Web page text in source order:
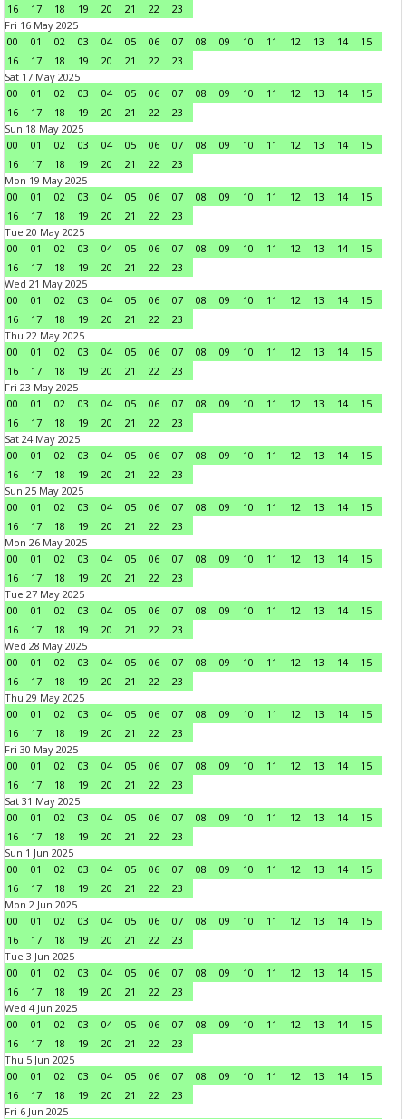
16
17 18 19 20 21 22
23
Fri 16 May 2025
00
01 02 03 04 05 06 07 08 09 10 11 12 13 14
15
16
17 18 19 20 21 22
23
Sat 17 May 2025
00
01 02 03 04 05 06 07 08 09 10 11 12 13 14
15
16
17 18 19 20 21 22
23
Sun 18 May 2025
00
01 02 03 04 05 06 07 08 09 10 11 12 13 14
15
16
17 18 19 20 21 22
23
Mon 19 May 2025
00
01 02 03 04 05 06 07 08 09 10 11 12 13 14
15
16
17 18 19 20 21 22
23
Tue 20 May 2025
00
01 02 03 04 05 06 07 08 09 10 11 12 13 14
15
16
17 18 19 20 21 22
23
Wed 21 May 2025
00
01 02 03 04 05 06 07 08 09 10 11 12 13 14
15
16
17 18 19 20 21 22
23
Thu 22 May 2025
00
01 02 03 04 05 06 07 08 09 10 11 12 13 14
15
16
17 18 19 20 21 22
23
Fri 23 May 2025
00
01 02 03 04 05 06 07 08 09 10 11 12 13 14
15
16
17 18 19 20 21 22
23
Sat 24 May 2025
00
01 02 03 04 05 06 07 08 09 10 11 12 13 14
15
16
17 18 19 20 21 22
23
Sun 25 May 2025
00
01 02 03 04 05 06 07 08 09 10 11 12 13 14
15
16
17 18 19 20 21 22
23
Mon 26 May 2025
00
01 02 03 04 05 06 07 08 09 10 11 12 13 14
15
16
17 18 19 20 21 22
23
Tue 27 May 2025
00
01 02 03 04 05 06 07 08 09 10 11 12 13 14
15
16
17 18 19 20 21 22
23
Wed 28 May 2025
00
01 02 03 04 05 06 07 08 09 10 11 12 13 14
15
16
17 18 19 20 21 22
23
Thu 29 May 2025
00
01 02 03 04 05 06 07 08 09 10 11 12 13 14
15
16
17 18 19 20 21 22
23
Fri 30 May 2025
00
01 02 03 04 05 06 07 08 09 10 11 12 13 14
15
16
17 18 19 20 21 22
23
Sat 31 May 2025
00
01 02 03 04 05 06 07 08 09 10 11 12 13 14
15
16
17 18 19 20 21 22
23
Sun 1 Jun 2025
00
01 02 03 04 05 06 07 08 09 10 11 12 13 14
15
16
17 18 19 20 21 22
23
Mon 2 Jun 2025
00
01 02 03 04 05 06 07 08 09 10 11 12 13 14
15
16
17 18 19 20 21 22
23
Tue 3 Jun 2025
00
01 02 03 04 05 06 07 08 09 10 11 12 13 14
15
16
17 18 19 20 21 22
23
Wed 4 Jun 2025
00
01 02 03 04 05 06 07 08 09 10 11 12 13 14
15
16
17 18 19 20 21 22
23
Thu 5 Jun 2025
00
01 02 03 04 05 06 07 08 09 10 11 12 13 14
15
16
17 18 19 20 21 22
23
Fri 6 Jun 2025